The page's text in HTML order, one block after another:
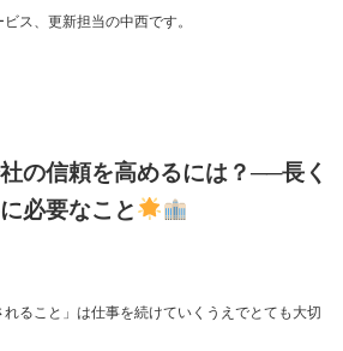
ス、更新担当の中西です。
の信頼を高めるには？──長く
必要なこと
ること」は仕事を続けていくうえでとても大切